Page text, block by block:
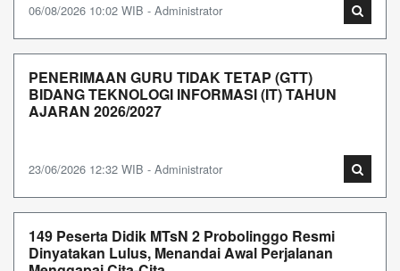
06/08/2026 10:02 WIB - Administrator
PENERIMAAN GURU TIDAK TETAP (GTT)
BIDANG TEKNOLOGI INFORMASI (IT) TAHUN
AJARAN 2026/2027
23/06/2026 12:32 WIB - Administrator
149 Peserta Didik MTsN 2 Probolinggo Resmi
Dinyatakan Lulus, Menandai Awal Perjalanan